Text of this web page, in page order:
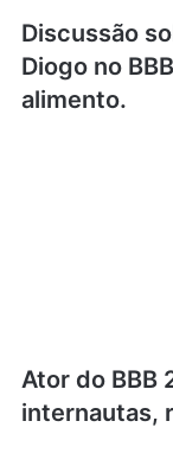
Discussão
Diogo no
alimento.
Ator do BBB
internautas,